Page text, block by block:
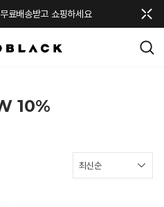
배송받고 쇼핑하세요
10%